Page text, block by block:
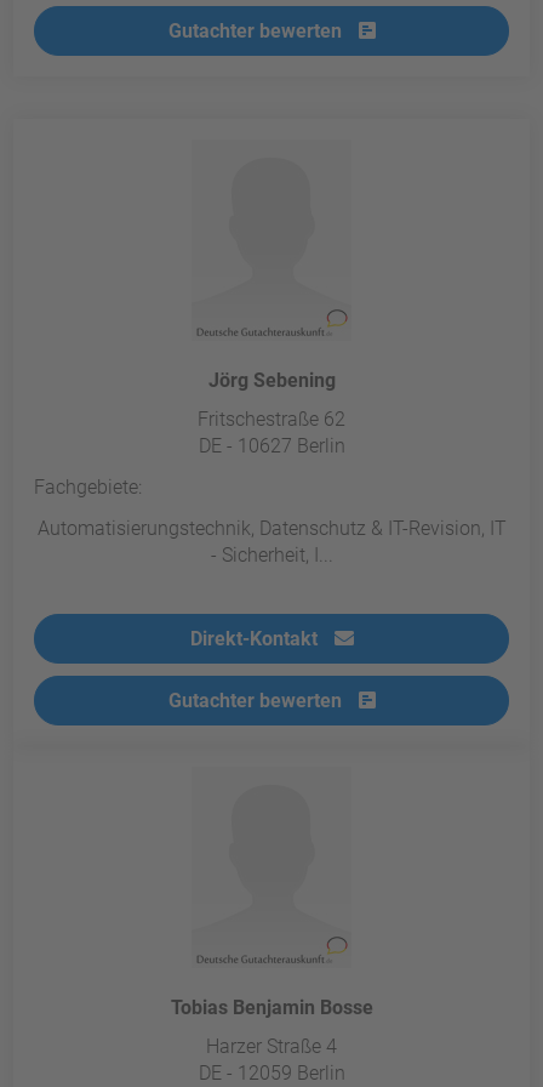
Gutachter bewerten
Jörg Sebening
Fritschestraße 62
DE - 10627 Berlin
Fachgebiete:
Automatisierungstechnik, Datenschutz & IT-Revision, IT
- Sicherheit, I...
Direkt-Kontakt
Gutachter bewerten
Tobias Benjamin Bosse
Harzer Straße 4
DE - 12059 Berlin